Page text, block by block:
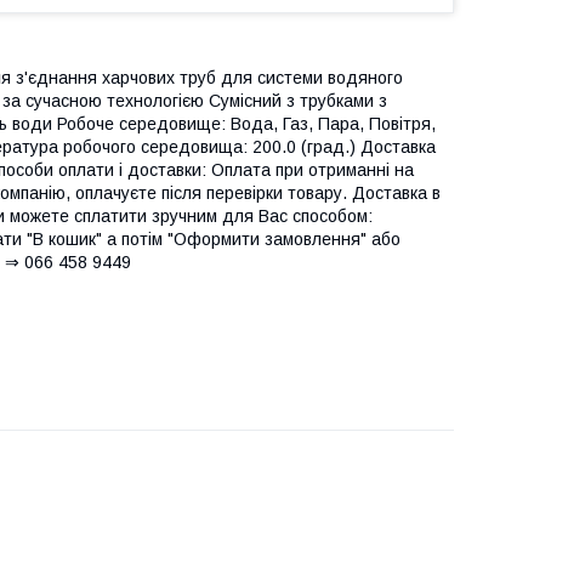
харчових труб для системи водяного
сучасною технологією Сумісний з трубками з
води Робоче середовище: Вода, Газ, Пара, Повітря,
робочого середовища: 200.0 (град.) Доставка
оплати і доставки: Оплата при отриманні на
оплачуєте після перевірки товару. Доставка в
можете сплатити зручним для Вас способом:
"В кошик" а потім "Оформити замовлення" або
066 458 9449